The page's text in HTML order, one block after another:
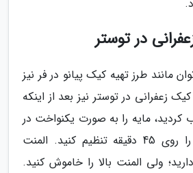
در توستر
مانند طرز تهیه کیک پیانو در فر نیز
زعفرانی در توستر نیز بعد از اینکه
مایه را به صورت یکنواخت در
آن بریزید و توستر را روی 45 دقیقه تنظیم کنید. المنت
ولی المنت بالا را خاموش کنید.